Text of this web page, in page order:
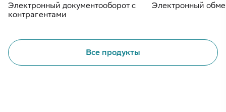
Электронный документооборот с
контрагентами
Электронный
Все продукты